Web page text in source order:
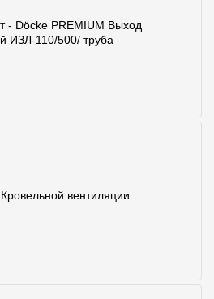
- Döcke PREMIUM Выход
ИЗЛ-110/500/ труба
вентиляции